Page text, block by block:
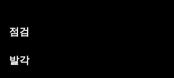
점검
발각